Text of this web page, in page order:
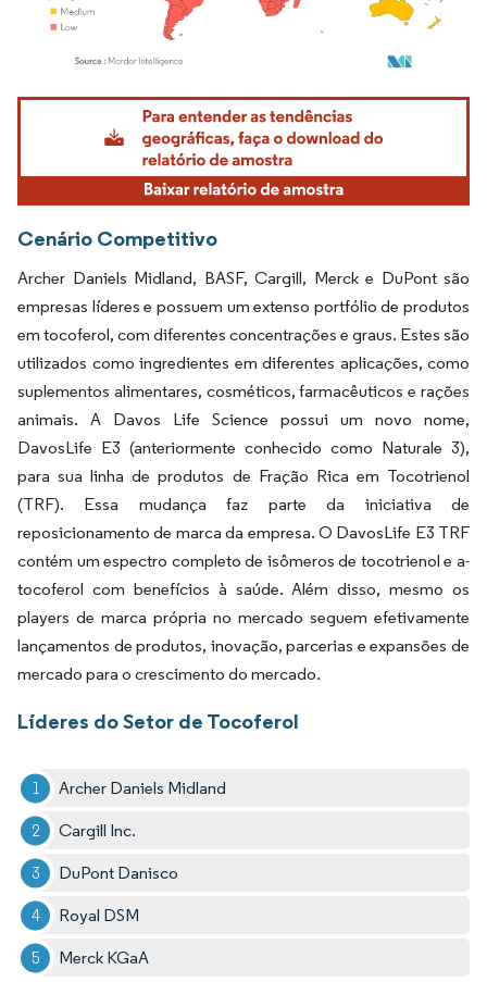
Imagem © Mordor Intelligence. O reuso requer atribuição conforme CC BY 4.0.
Cenário Competitivo
Archer Daniels Midland, BASF, Cargill, Merck e DuPont são
empresas líderes e possuem um extenso portfólio de produtos
em tocoferol, com diferentes concentrações e graus. Estes são
utilizados como ingredientes em diferentes aplicações, como
suplementos alimentares, cosméticos, farmacêuticos e rações
animais. A Davos Life Science possui um novo nome,
DavosLife E3 (anteriormente conhecido como Naturale 3),
para sua linha de produtos de Fração Rica em Tocotrienol
(TRF). Essa mudança faz parte da iniciativa de
reposicionamento de marca da empresa. O DavosLife E3 TRF
contém um espectro completo de isômeros de tocotrienol e a-
tocoferol com benefícios à saúde. Além disso, mesmo os
players de marca própria no mercado seguem efetivamente
lançamentos de produtos, inovação, parcerias e expansões de
mercado para o crescimento do mercado.
Líderes do Setor de Tocoferol
Archer Daniels Midland
Cargill Inc.
DuPont Danisco
Royal DSM
Merck KGaA